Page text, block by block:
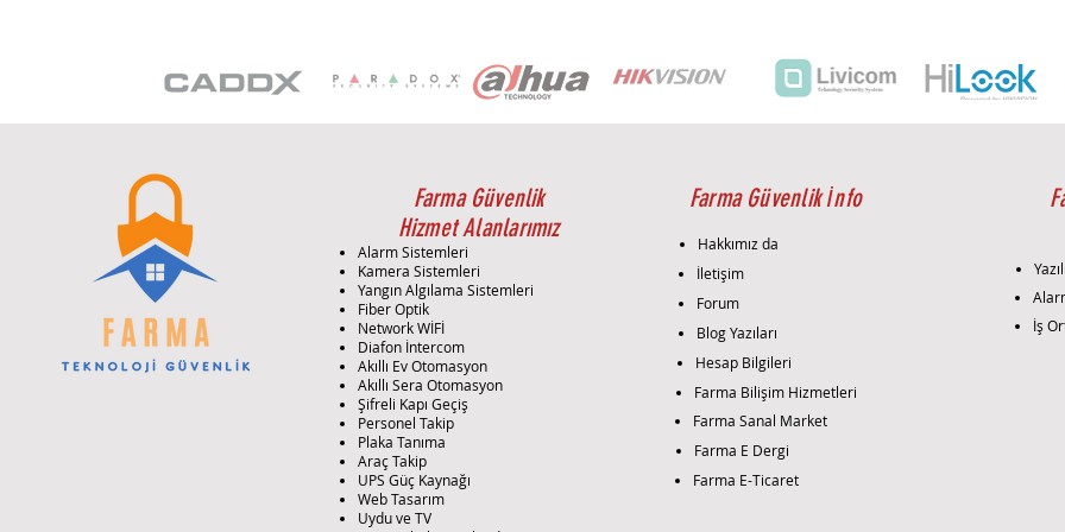
Farma Güvenlik
Hizmet Alanlarımız
Alarm Sistemleri
Kamera Sistemleri
Yangın Algılama Sistemleri
Fiber Optik
Network WİFİ
Diafon İntercom
Akıllı Ev Otomasyon
Akıllı Sera Otomasyon
Şifreli Kapı Geçiş
Personel Takip
Plaka Tanıma
Araç Takip
UPS Güç Kaynağı
Web Tasarım
Uydu ve TV
Farma Güvenlik İnfo
Hakkımız da
İletişim
Forum
Blog Yazıları
Hesap Bilgileri
Farma Bilişim Hizmetleri
Farma Sanal Market
Farma E Dergi
Farma E-Ticaret
İş